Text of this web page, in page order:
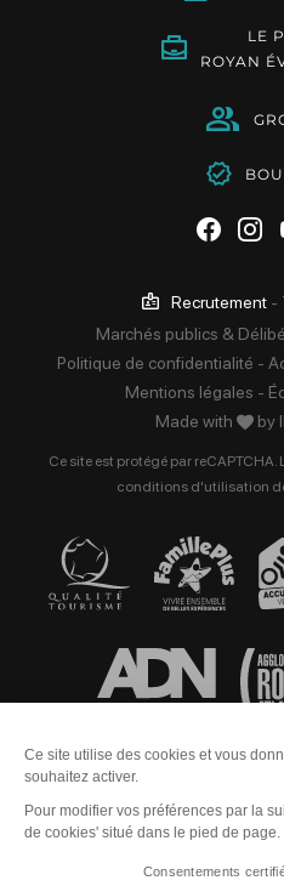
LE
ROYAN
Recrutement -
Marchés publics &
Politique de confidentialité -
Mentions légales -
Made with
by
Ce site est protégé par reCAPTCHA.
conditions d'utilisation